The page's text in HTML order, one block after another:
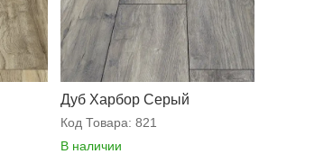
Дуб Харбор Серый
Код Товара: 821
В наличии